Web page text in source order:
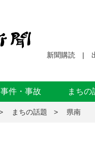
新聞購読
事件・事故 まちの
まちの話題 県南